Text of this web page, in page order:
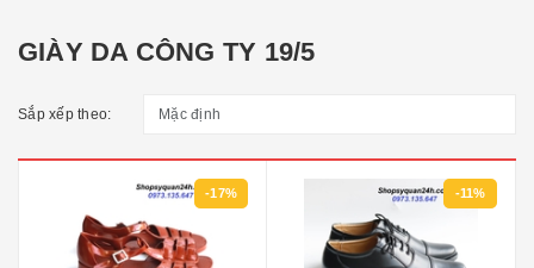
GIÀY DA CÔNG TY 19/5
Sắp xếp theo:
-17% -11%